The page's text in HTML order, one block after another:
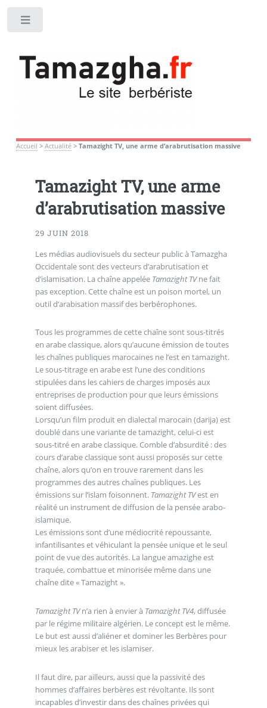
Accueil > Actualité> Tamazight TV, une arme d’arabrutisation massive
Tamazight TV, une arme
d’arabrutisation massive
29 JUIN 2018
Les médias audiovisuels du secteur public à Tamazgha
Occidentale sont des vecteurs d’arabrutisation et
d’islamisation. La chaîne appelée Tamazight TVne fait
pas exception. Cette chaîne est un poison mortel, un
outil d’arabisation massif des berbérophones.
Tous les programmes de cette chaîne sont sous-titrés
en arabe classique, alors qu’aucune émission de toutes
les chaînes publiques marocaines ne l’est en tamazight.
Le sous-titrage en arabe est l’une des conditions
stipulées dans les cahiers de charges imposés aux
entreprises de production pour que leurs émissions
soient diffusées.
Lorsqu’un film produit en dialectal marocain (darija) est
doublé dans une variante de tamazight, celui-ci est
sous-titré en arabe classique. Comble d’absurdité : des
cours d’arabe classique sont aussi proposés sur cette
chaîne, alors qu’on en trouve rarement dans les
programmes des autres chaînes publiques. Les
émissions sur l’islam foisonnent. Tamazight TVest en
réalité un instrument de diffusion de la pensée arabo-
islamique.
Les émissions sont d’une médiocrité repoussante,
infantilisantes et véhiculant la pensée unique et le seul
point de vue des autorités. La langue amazighe est
traquée, combattue et minorisée même dans une
chaîne dite « Tamazight ».
Tamazight TVn’a rien à envier à Tamazight TV4, diffusée
par le régime militaire algérien. Le concept est le même.
Le but est aussi d’aliéner et dominer les Berbères pour
mieux les arabiser et les islamiser.
Il faut dire, par ailleurs, aussi que la passivité des
hommes d’affaires berbères est révoltante. Ils sont
incapables d’investir dans des chaînes privées qui